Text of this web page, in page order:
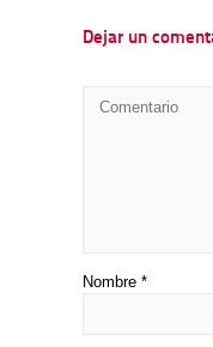
Dejar un
Nombre *